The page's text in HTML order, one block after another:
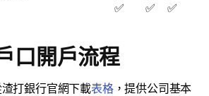
✅ ✅ ✅
口開戶流程
打銀行官網下載表格，提供公司基本